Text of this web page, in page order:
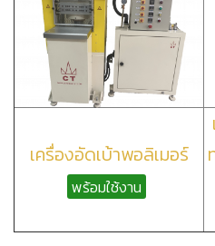
เครื่องอัดเบ้าพอลิเมอร์
พร้อมใช้งาน